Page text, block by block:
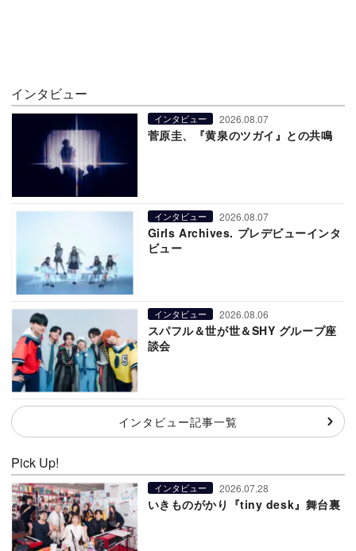
インタビュー
インタビュー 2026.08.07
菅原圭、『黄泉のツガイ』との共鳴
インタビュー 2026.08.07
Girls Archives. プレデビューインタ
ビュー
インタビュー 2026.08.06
スパフル＆世が世＆SHY グループ座
談会
インタビュー記事一覧
Pick Up!
インタビュー 2026.07.28
いきものがかり『tiny desk』舞台裏